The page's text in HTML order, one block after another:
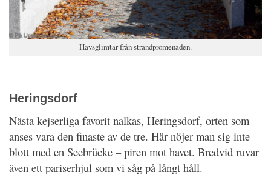
Havsglimtar från strandpromenaden.
Heringsdorf
Nästa kejserliga favorit nalkas, Heringsdorf, orten som
anses vara den finaste av de tre. Här nöjer man sig inte
blott med en Seebrücke – piren mot havet. Bredvid ruvar
även ett pariserhjul som vi såg på långt håll.